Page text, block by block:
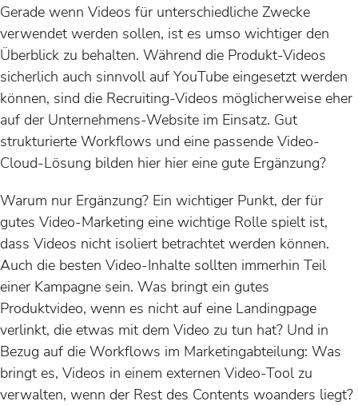
Gerade wenn Videos für unterschiedliche Zwecke
verwendet werden sollen, ist es umso wichtiger den
Überblick zu behalten. Während die Produkt-Videos
sicherlich auch sinnvoll auf YouTube eingesetzt werden
können, sind die Recruiting-Videos möglicherweise eher
auf der Unternehmens-Website im Einsatz. Gut
strukturierte Workflows und eine passende Video-
Cloud-Lösung bilden hier hier eine gute Ergänzung?
Warum nur Ergänzung? Ein wichtiger Punkt, der für
gutes Video-Marketing eine wichtige Rolle spielt ist,
dass Videos nicht isoliert betrachtet werden können.
Auch die besten Video-Inhalte sollten immerhin Teil
einer Kampagne sein. Was bringt ein gutes
Produktvideo, wenn es nicht auf eine Landingpage
verlinkt, die etwas mit dem Video zu tun hat? Und in
Bezug auf die Workflows im Marketingabteilung: Was
bringt es, Videos in einem externen Video-Tool zu
verwalten, wenn der Rest des Contents woanders liegt?